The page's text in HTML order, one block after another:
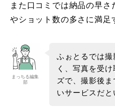
また口コミでは納品の早さ
やショット数の多さに満足
まっちる編集
部
ふぉとるでは
く、写真を受
ズで、撮影後
いサービスだと